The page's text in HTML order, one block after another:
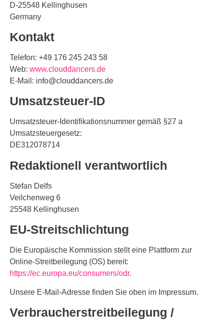
D-25548 Kellinghusen
Germany
Kontakt
Telefon: +49 176 245 243 58
Web: www.clouddancers.de
E-Mail: info@clouddancers.de
Umsatzsteuer-ID
Umsatzsteuer-Identifikationsnummer gemäß §27 a
Umsatzsteuergesetz:
DE312078714
Redaktionell verantwortlich
Stefan Delfs
Veilchenweg 6
25548 Kellinghusen
EU-Streitschlichtung
Die Europäische Kommission stellt eine Plattform zur
Online-Streitbeilegung (OS) bereit:
https://ec.europa.eu/consumers/odr.
Unsere E-Mail-Adresse finden Sie oben im Impressum.
Verbraucherstreitbeilegung /